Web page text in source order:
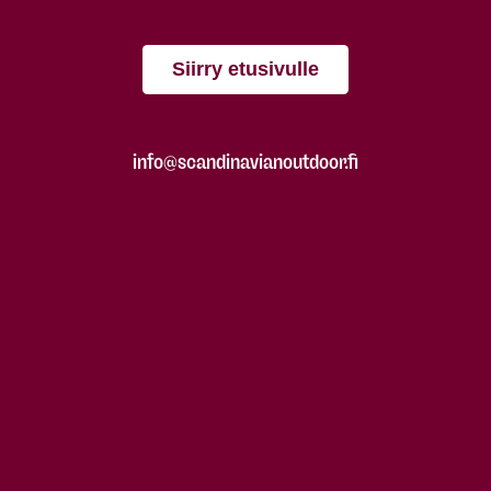
Siirry etusivulle
info@scandinavianoutdoor.fi